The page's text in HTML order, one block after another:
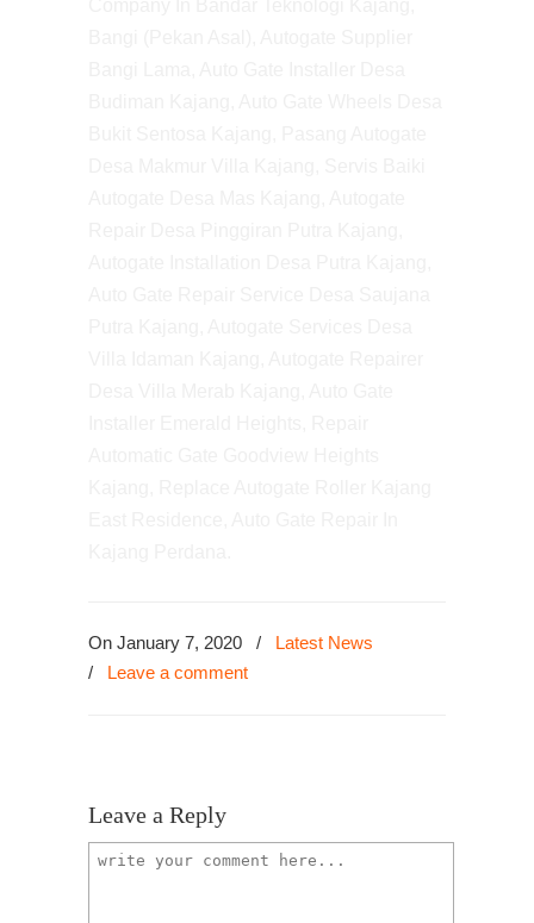
On January 7, 2020 /
Latest News
/ Leave a comment
Leave a Reply